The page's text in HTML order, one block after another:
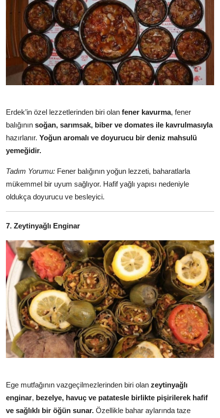
Erdek’in özel lezzetlerinden biri olan fener kavurma, fener
balığının soğan, sarımsak, biber ve domates ile kavrulmasıyla
hazırlanır. Yoğun aromalı ve doyurucu bir deniz mahsulü
yemeğidir.
Tadım Yorumu: Fener balığının yoğun lezzeti, baharatlarla
mükemmel bir uyum sağlıyor. Hafif yağlı yapısı nedeniyle
oldukça doyurucu ve besleyici.
7. Zeytinyağlı Enginar
Ege mutfağının vazgeçilmezlerinden biri olan zeytinyağlı
enginar, bezelye, havuç ve patatesle birlikte pişirilerek hafif
ve sağlıklı bir öğün sunar. Özellikle bahar aylarında taze